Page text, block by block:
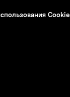
Cookie